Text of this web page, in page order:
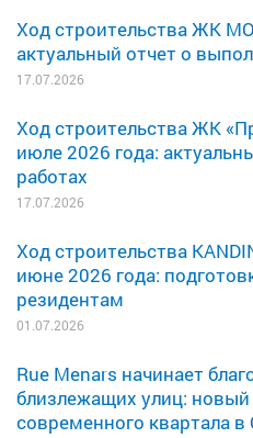
Ход строительства ЖК
актуальный отчет о
17.07.2026
Ход строительства ЖК
июле 2026 года:
работах
17.07.2026
Ход строительства
июне 2026 года:
резидентам
01.07.2026
Rue Menars начинает
близлежащих улиц: новый
современного квартала в